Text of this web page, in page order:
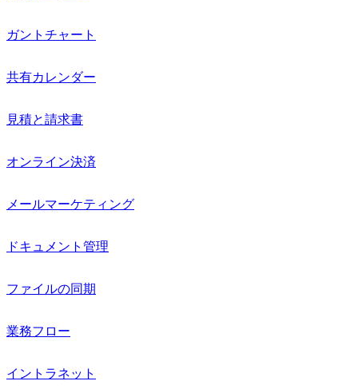
ガントチャート
共有カレンダー
見積と請求書
オンライン決済
メールマーケティング
ドキュメント管理
ファイルの同期
業務フロー
イントラネット